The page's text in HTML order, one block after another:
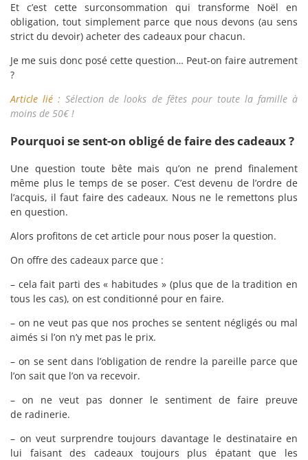
Et c’est cette surconsommation qui transforme Noël en
obligation, tout simplement parce que nous devons (au sens
strict du devoir) acheter des cadeaux pour chacun.
Je me suis donc posé cette question… Peut-on faire autrement
?
Article lié :Sélection de looks de fêtes pour toute la famille à
moins de 50€ !
Pourquoi se sent-on obligé de faire des cadeaux ?
Une question toute bête mais qu’on ne prend finalement
même plus le temps de se poser. C’est devenu de l’ordre de
l’acquis, il faut faire des cadeaux. Nous ne le remettons plus
en question.
Alors profitons de cet article pour nous poser la question.
On offre des cadeaux parce que :
– cela fait parti des « habitudes » (plus que de la tradition en
tous les cas), on est conditionné pour en faire.
– on ne veut pas que nos proches se sentent négligés ou mal
aimés si l’on n’y met pas le prix.
– on se sent dans l’obligation de rendre la pareille parce que
l’on sait que l’on va recevoir.
– on ne veut pas donner le sentiment de faire preuve
de radinerie.
– on veut surprendre toujours davantage le destinataire en
lui faisant des cadeaux toujours plus épatant que les